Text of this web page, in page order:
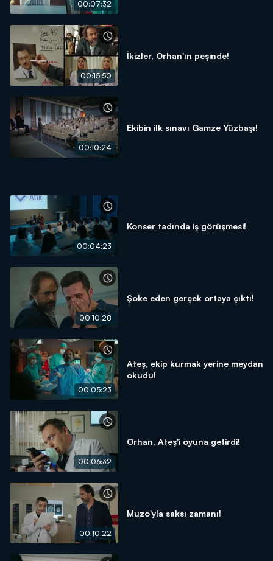
00:07:32
00:15:50
İkizler, Orhan'ın peşinde!
00:10:24
Ekibin ilk sınavı Gamze Yüzbaşı!
00:04:23
Konser tadında iş görüşmesi!
00:10:28
Şoke eden gerçek ortaya çıktı!
00:05:23
Ateş, ekip kurmak yerine meydan
okudu!
00:06:32
Orhan, Ateş'i oyuna getirdi!
00:10:22
Muzo'yla saksı zamanı!